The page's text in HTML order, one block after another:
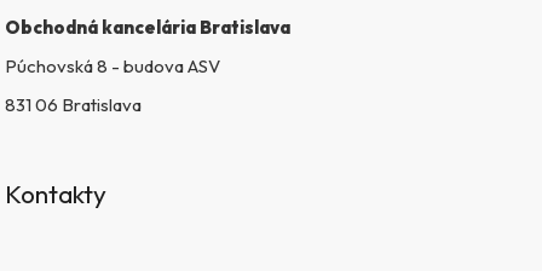
Obchodná kancelária Bratislava
Púchovská 8 - budova ASV
831 06 Bratislava
Kontakty